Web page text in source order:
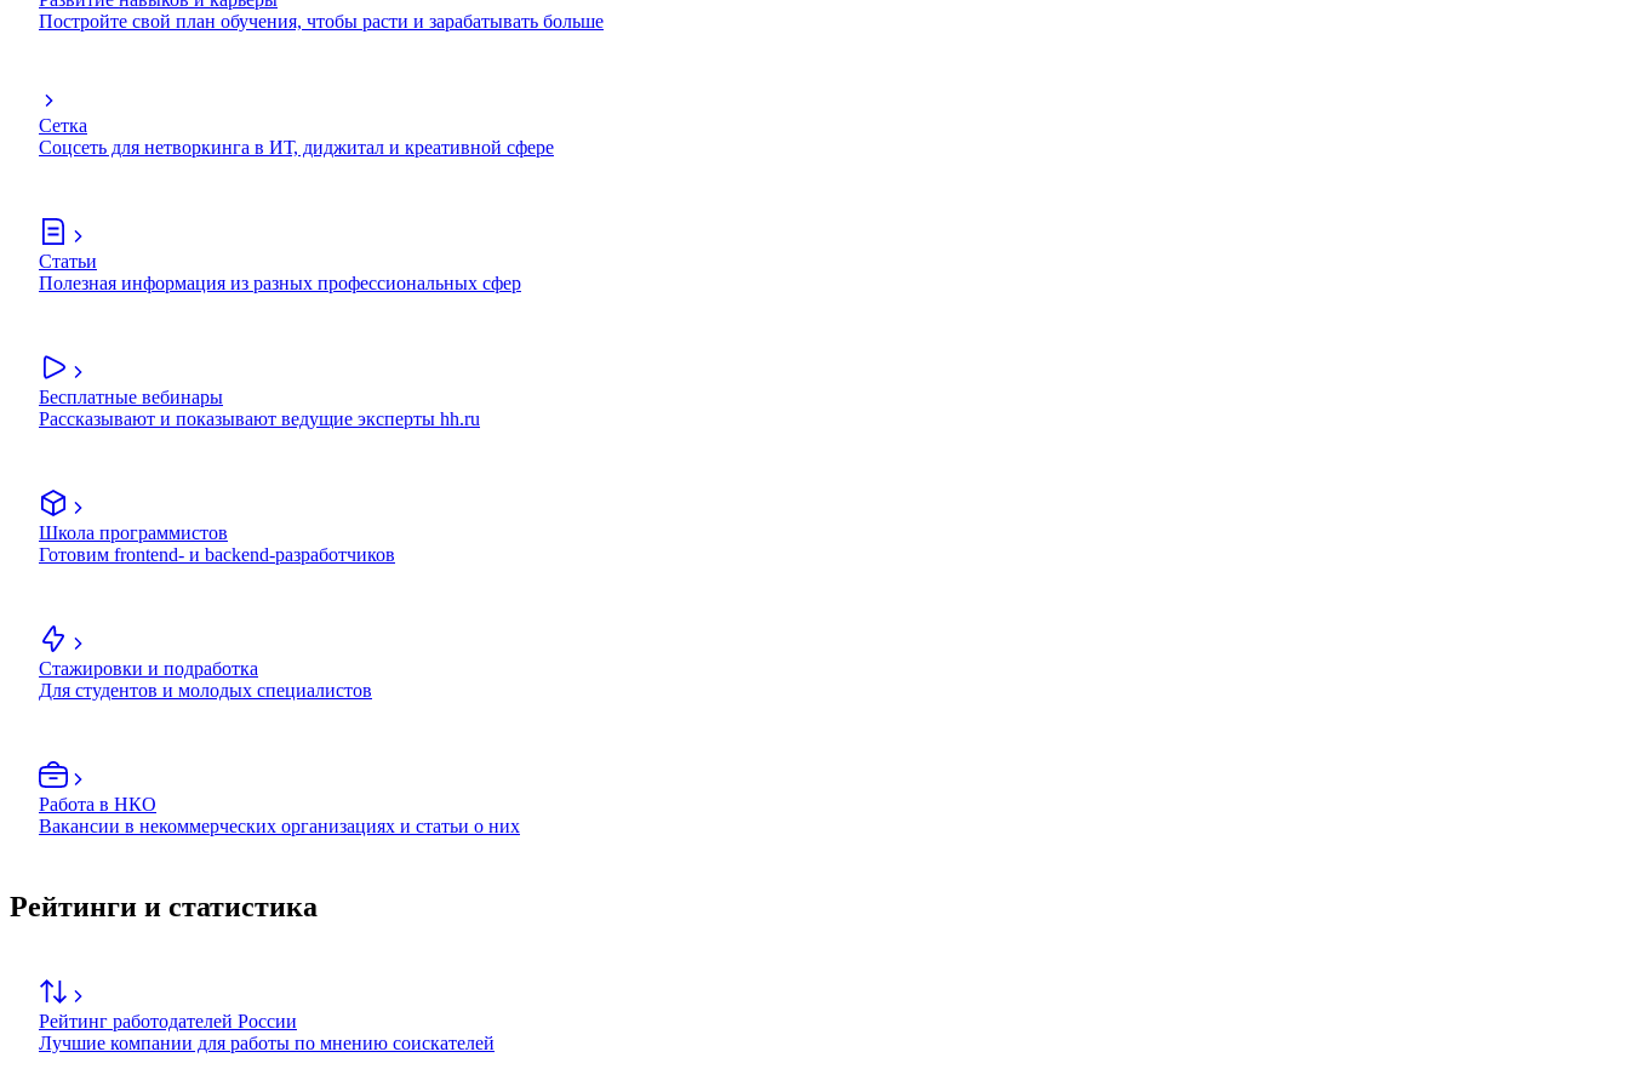
Постройте свой план обучения, чтобы расти и зарабатывать больше
Сетка
Соцсеть для нетворкинга в ИТ, диджитал и креативной сфере
Статьи
Полезная информация из разных профессиональных сфер
Бесплатные вебинары
Рассказывают и показывают ведущие эксперты hh.ru
Школа программистов
Готовим frontend- и backend-разработчиков
Стажировки и подработка
Для студентов и молодых специалистов
Работа в НКО
Вакансии в некоммерческих организациях и статьи о них
Рейтинги и статистика
Рейтинг работодателей России
Лучшие компании для работы по мнению соискателей